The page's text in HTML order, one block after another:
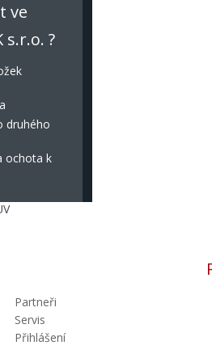
ve
s.r.o. ?
druhého
ochota k
Partneři
Servis
Přihlášení